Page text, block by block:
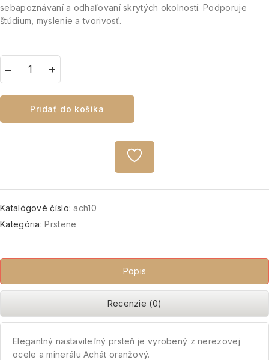
sebapoznávaní a odhaľovaní skrytých okolností.Podporuje
štúdium, myslenie a tvorivosť.
Pridať do košíka
Katalógové číslo:ach10
Kategória:Prstene
Popis
Recenzie (0)
Elegantný nastaviteľný prsteň je vyrobený z nerezovej
ocele a minerálu Achát oranžový.